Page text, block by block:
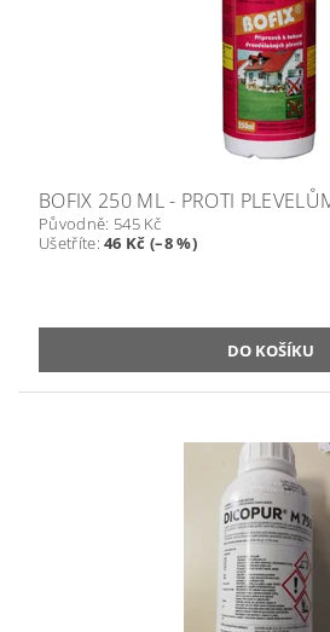
BOFIX 250 ML - PROTI
Původně: 545 Kč
Ušetříte:46 Kč (–8 %)